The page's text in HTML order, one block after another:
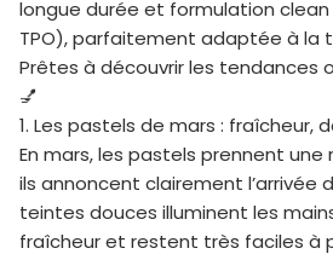
longue durée et formulation clean
TPO), parfaitement adaptée à la
Prêtes à découvrir les tendances
💅
1. Les pastels de mars : fraîcheur,
En mars, les pastels prennent une
ils annoncent clairement l’arrivée
teintes douces illuminent les
fraîcheur et restent très faciles à